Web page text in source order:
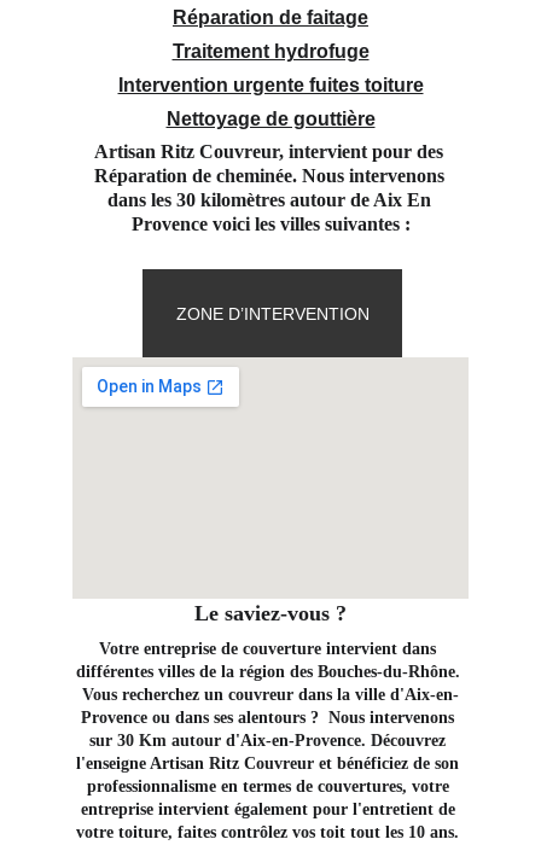
Réparation de faitage
Traitement hydrofuge
Intervention urgente fuites toiture
Nettoyage de gouttière
Artisan Ritz Couvreur, intervient pour des
Réparation de cheminée. Nous intervenons
dans les 30 kilomètres autour de Aix En
Provence voici les villes suivantes :
ZONE D’INTERVENTION
Le saviez-vous ?
Votre entreprise de couverture intervient dans
différentes villes de la région des Bouches-du-Rhône.
Vous recherchez un couvreur dans la ville d'Aix-en-
Provence ou dans ses alentours ?  Nous intervenons
sur 30 Km autour d'Aix-en-Provence. Découvrez
l'enseigne Artisan Ritz Couvreur et bénéficiez de son
professionnalisme en termes de couvertures, votre
entreprise intervient également pour l'entretient de
votre toiture, faites contrôlez vos toit tout les 10 ans.